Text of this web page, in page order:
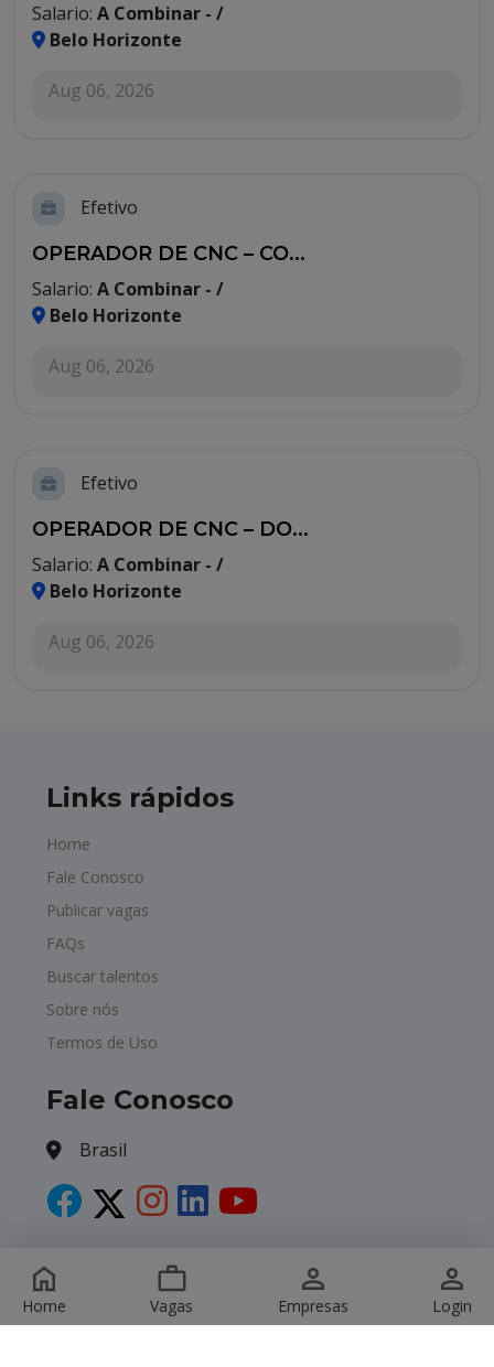
Home Vagas Empresas Login
Salario: A Combinar - /
Belo Horizonte
Aug 06, 2026
Efetivo
OPERADOR DE CNC – CO...
Salario: A Combinar - /
Belo Horizonte
Aug 06, 2026
Efetivo
OPERADOR DE CNC – DO...
Salario: A Combinar - /
Belo Horizonte
Aug 06, 2026
Links rápidos
Home
Fale Conosco
Publicar vagas
FAQs
Buscar talentos
Sobre nós
Termos de Uso
Fale Conosco
Brasil
Copyright © 2026 Havagas. All Rights Reserved.